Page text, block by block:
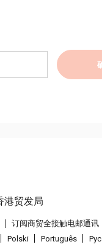
订阅商贸全接触电邮通讯
Polski Português